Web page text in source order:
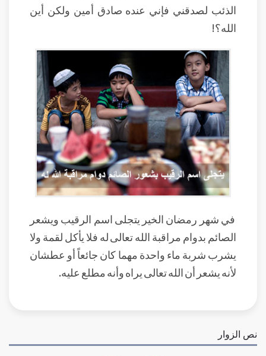
الذئب لصدقني فإني عنده صادق أمين ولكن أين
الله؟!
في شهر رمضان الخير يتجلى اسم الرقيب ويشعر
الصائم بدوام مراقبة الله تعالى له فلا يأكل لقمة ولا
يشرب شربة ماء واحدة مهما كان جائعاً أو عطشان
لأنه يشعر أن الله تعالى يراه وأنه مطلع عليه.
نص الزوار